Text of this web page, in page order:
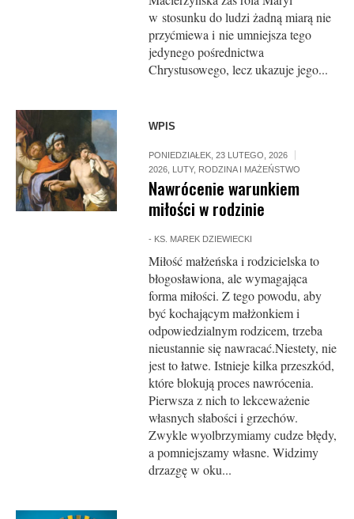
w stosunku do ludzi żadną miarą nie
przyćmiewa i nie umniejsza tego
jedynego pośrednictwa
Chrystusowego, lecz ukazuje jego...
WPIS
PONIEDZIAŁEK, 23 LUTEGO, 2026
2026 LUTY, RODZINA I MAŻEŃSTWO
Nawrócenie warunkiem
miłości w rodzinie
- KS. MAREK DZIEWIECKI
Miłość małżeńska i rodzicielska to
błogosławiona, ale wymagająca
forma miłości. Z tego powodu, aby
być kochającym małżonkiem i
odpowiedzialnym rodzicem, trzeba
nieustannie się nawracać.Niestety, nie
jest to łatwe. Istnieje kilka przeszkód,
które blokują proces nawrócenia.
Pierwsza z nich to lekceważenie
własnych słabości i grzechów.
Zwykle wyolbrzymiamy cudze błędy,
a pomniejszamy własne. Widzimy
drzazgę w oku...